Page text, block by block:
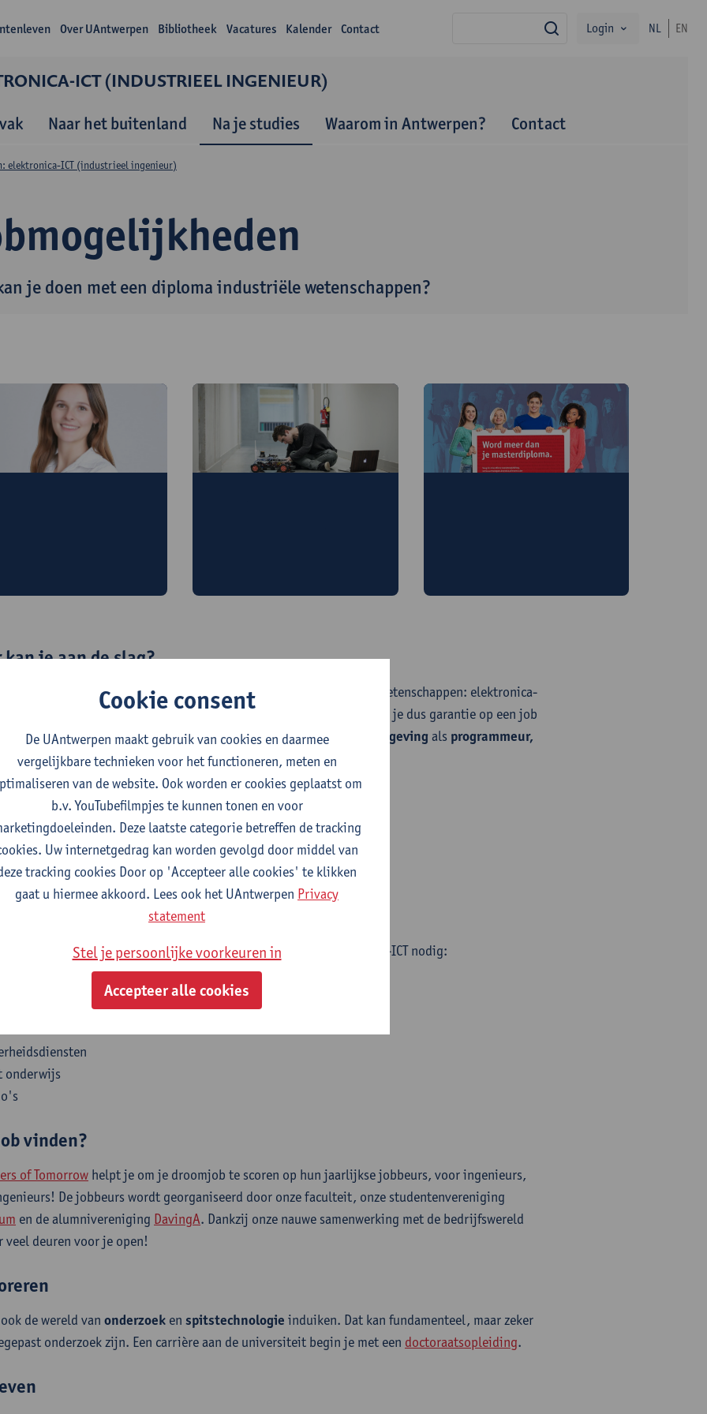
Over UAntwerpen Bibliotheek Vacatures Kalender Contact zoekLogin NL EN
ICT (INDUSTRIEEL INGENIEUR)
Naar het buitenland Na je studies Waarom in Antwerpen? Contact
je doen met een diploma industriële wetenschappen?
elektronica-ICT (industrieel ingenieur)
kan je aan de slag?
een knelpuntberoepis, ben je met jouw diploma industriële wetenschappen: elektronica-
erg gewild op de arbeidsmarkt. Met een masterdiploma op zak heb je dus garantie op een job
succesvolle loopbaan in eensnel evoluerende, innovatieve werkomgeving als programmeur,
ontwerper, ontwikkelaar of zelfstandige:
industrie van de toekomst, met
Internet of Things,
sensoren,
intelligentie,
omgevingen en
cities en smart factories.
traditionelere bedrijven hebben industrieel ingenieurs elektronica-ICT nodig:​
onderwijs
vinden?
of Tomorrow helpt je om je droomjob te scoren op hun jaarlijkse jobbeurs, voor ingenieurs,
De jobbeurs wordt georganiseerd door onze faculteit, onze studentenvereniging
en de alumnivereniging DavingA. Dankzij onze nauwe samenwerking met de bedrijfswereld
veel deuren voor je open!
de wereld van onderzoek en spitstechnologie induiken. Dat kan fundamenteel, maar zeker
onderzoek zijn. Een carrière aan de universiteit begin je met een doctoraatsopleiding.
Cookie consent
De UAntwerpen maakt gebruik van cookies en daarmee
vergelijkbare technieken voor het functioneren, meten en
van de website. Ook worden er cookies geplaatst om
b.v. YouTubefilmpjes te kunnen tonen en voor
Deze laatste categorie betreffen de tracking
Uw internetgedrag kan worden gevolgd door middel van
tracking cookies Door op 'Accepteer alle cookies' te klikken
gaat u hiermee akkoord. Lees ook het UAntwerpen Privacy
statement
Stel je persoonlijke voorkeuren in
Accepteer alle cookies